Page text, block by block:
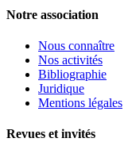
Notre association
Nous connaître
Nos activités
Bibliographie
Juridique
Mentions légales
Revues et invités